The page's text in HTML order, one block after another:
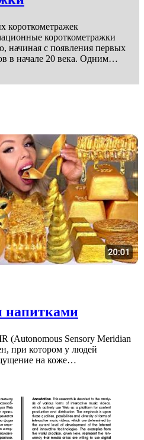
короткометражек
короткометражки
начиная с появления первых
в начале 20 века. Одним…
напитками
(Autonomous Sensory Meridian
при котором у людей
на коже…